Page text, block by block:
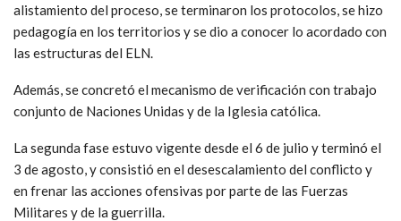
alistamiento del proceso, se terminaron los protocolos, se hizo
pedagogía en los territorios y se dio a conocer lo acordado con
las estructuras del ELN.
Además, se concretó el mecanismo de verificación con trabajo
conjunto de Naciones Unidas y de la Iglesia católica.
La segunda fase estuvo vigente desde el 6 de julio y terminó el
3 de agosto, y consistió en el desescalamiento del conflicto y
en frenar las acciones ofensivas por parte de las Fuerzas
Militares y de la guerrilla.